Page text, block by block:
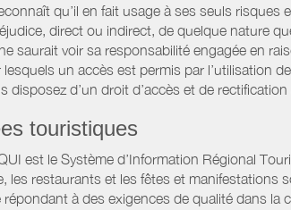
qu’il en fait usage à ses seuls
direct ou indirect, de quelque nature
saurait voir sa responsabilité engagée en
un accès est permis par l’utilisation
disposez d’un droit d’accès et de
touristiques
est le Système d’Information Régional
les restaurants et les fêtes et manifestations
à des exigences de qualité dans la